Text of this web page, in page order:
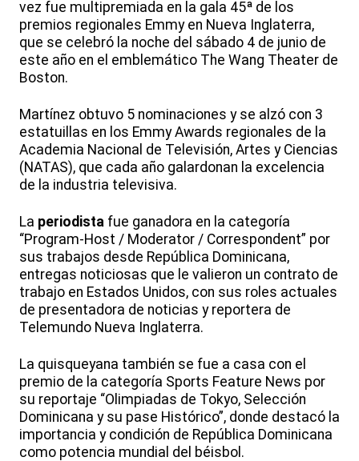
vez fue multipremiada en la gala 45ª de los
premios regionales Emmy en Nueva Inglaterra,
que se celebró la noche del sábado 4 de junio de
este año en el emblemático The Wang Theater de
Boston.
Martínez obtuvo 5 nominaciones y se alzó con 3
estatuillas en los Emmy Awards regionales de la
Academia Nacional de Televisión, Artes y Ciencias
(NATAS), que cada año galardonan la excelencia
de la industria televisiva.
La periodista fue ganadora en la categoría
“Program-Host / Moderator / Correspondent” por
sus trabajos desde República Dominicana,
entregas noticiosas que le valieron un contrato de
trabajo en Estados Unidos, con sus roles actuales
de presentadora de noticias y reportera de
Telemundo Nueva Inglaterra.
La quisqueyana también se fue a casa con el
premio de la categoría Sports Feature News por
su reportaje “Olimpiadas de Tokyo, Selección
Dominicana y su pase Histórico”, donde destacó la
importancia y condición de República Dominicana
como potencia mundial del béisbol.